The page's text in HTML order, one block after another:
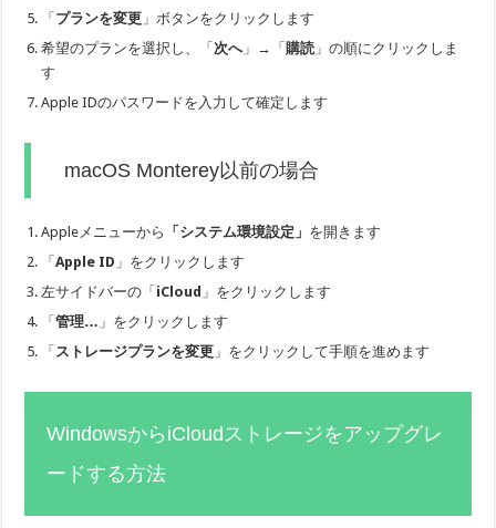
「プランを変更 」ボタンをクリックします
希望のプランを選択し、「次へ」→「購読 」の順にクリックしま
す
Apple IDのパスワードを入力して確定します
macOS Monterey以前の場合
Appleメニューから 「システム環境設定」 を開きます
「Apple ID 」をクリックします
左サイドバーの「iCloud 」をクリックします
「管理… 」をクリックします
「 ストレージプランを変更 」をクリックして手順を進めます
WindowsからiCloudストレージをアップグレ
ードする方法